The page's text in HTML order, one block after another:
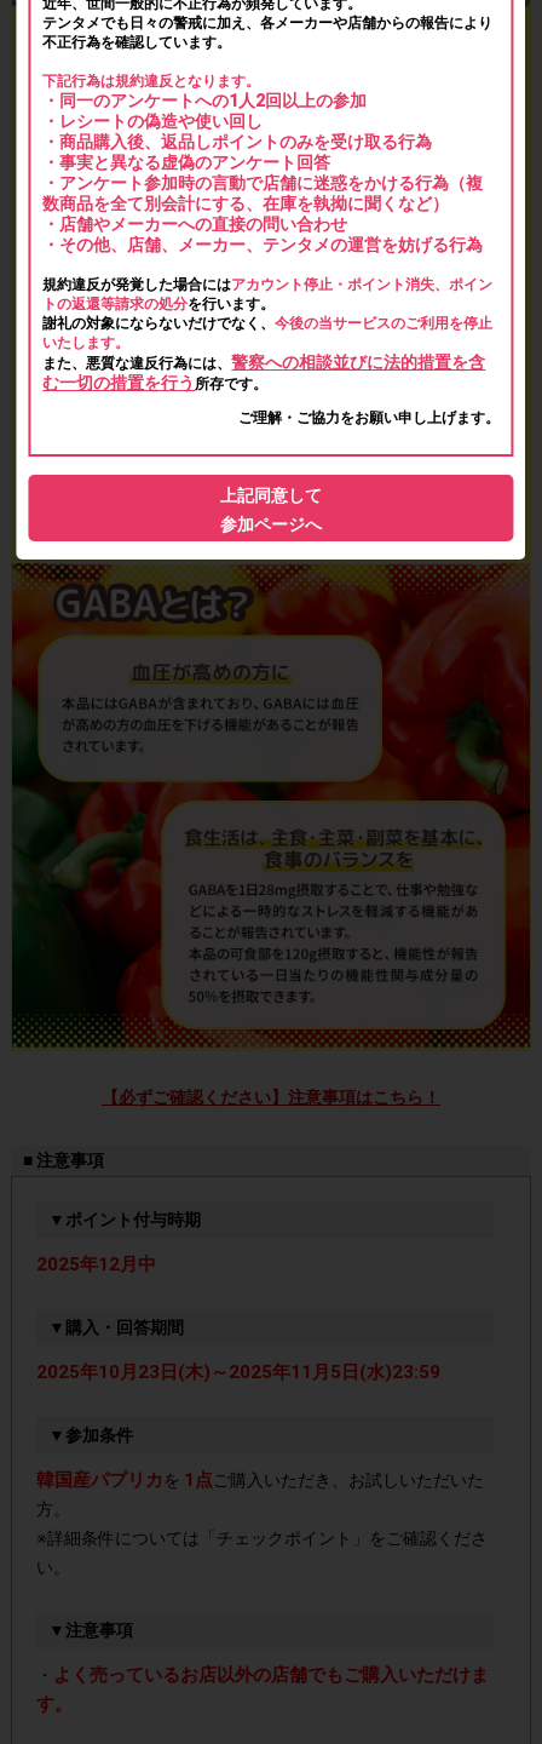
【必ずご確認ください】注意事項はこちら！
■ 注意事項
▼ポイント付与時期
2025年12月中
▼購入・回答期間
2025年10月23日(木)～2025年11月5日(水)23:59
▼参加条件
韓国産パプリカ を 1点ご購入いただき、お試しいただいた
方。
※詳細条件については「チェックポイント」をご確認くださ
い。
▼注意事項
・ よく売っているお店以外の店舗でもご購入いただけま
す。
テンタメでも日々の警戒に加え、各メーカーや店舗からの報告により
不正行為を確認しています。
下記行為は規約違反となります。
・同一のアンケートへの1人2回以上の参加
・レシートの偽造や使い回し
・商品購入後、返品しポイントのみを受け取る行為
・事実と異なる虚偽のアンケート回答
・アンケート参加時の言動で店舗に迷惑をかける行為（複
数商品を全て別会計にする、在庫を執拗に聞くなど）
・店舗やメーカーへの直接の問い合わせ
・その他、店舗、メーカー、テンタメの運営を妨げる行為
規約違反が発覚した場合にはアカウント停止・ポイント消失、ポイン
トの返還等請求の処分を行います。
謝礼の対象にならないだけでなく、今後の当サービスのご利用を停止
いたします。
また、悪質な違反行為には、警察への相談並びに法的措置を含
む一切の措置を行う 所存です。
ご理解・ご協力をお願い申し上げます。
上記同意して
参加ページへ